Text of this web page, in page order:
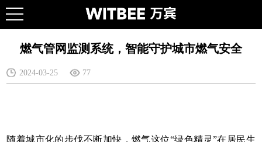
燃气管网监测系统，智能守护城市燃气安全
2024-03-25 77
随着城市化的步伐不断加快，燃气这位“绿色精灵”在居民生